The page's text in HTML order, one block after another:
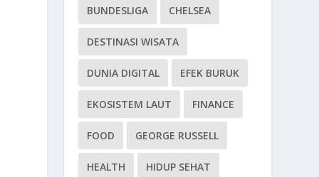
BUNDESLIGA CHELSEA
DESTINASI WISATA
DUNIA DIGITAL EFEK BURUK
EKOSISTEM LAUT FINANCE
FOOD GEORGE RUSSELL
HEALTH HIDUP SEHAT